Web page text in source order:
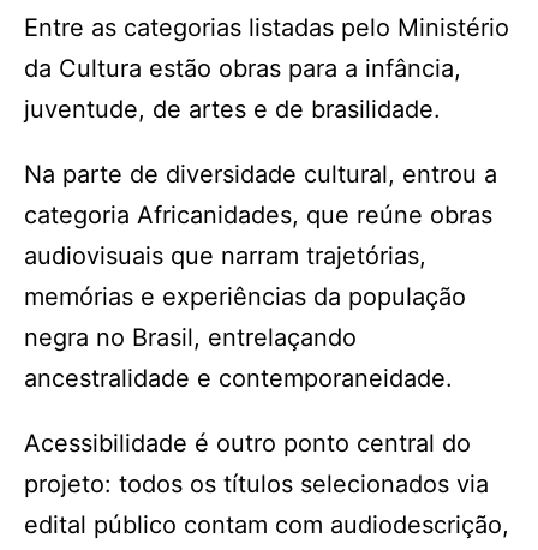
Entre as categorias listadas pelo Ministério
da Cultura estão obras para a infância,
juventude, de artes e de brasilidade.
Na parte de diversidade cultural, entrou a
categoria Africanidades, que reúne obras
audiovisuais que narram trajetórias,
memórias e experiências da população
negra no Brasil, entrelaçando
ancestralidade e contemporaneidade.
Acessibilidade é outro ponto central do
projeto: todos os títulos selecionados via
edital público contam com audiodescrição,